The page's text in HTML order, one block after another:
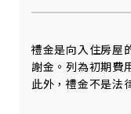
禮金是向入住房屋
謝金。列為初期費
此外，禮金不是法